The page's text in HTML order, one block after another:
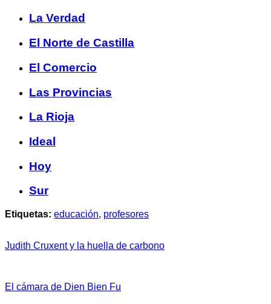
La Verdad
El Norte de Castilla
El Comercio
Las Provincias
La Rioja
Ideal
Hoy
Sur
Etiquetas: educación, profesores
Judith Cruxent y la huella de carbono
El cámara de Dien Bien Fu